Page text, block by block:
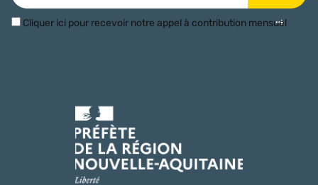
Cliquer ici pour recevoir notre appel à contribution mensuel